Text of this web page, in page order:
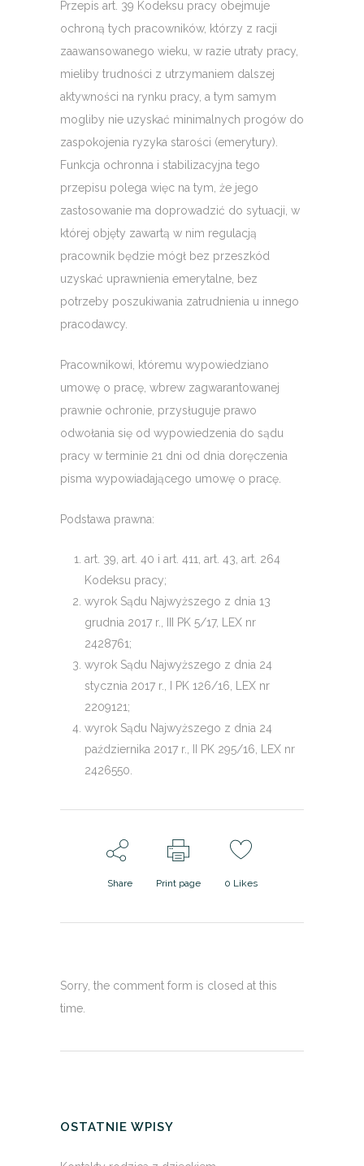
Przepis art. 39 Kodeksu pracy obejmuje
ochroną tych pracowników, którzy z racji
zaawansowanego wieku, w razie utraty pracy,
mieliby trudności z utrzymaniem dalszej
aktywności na rynku pracy, a tym samym
mogliby nie uzyskać minimalnych progów do
zaspokojenia ryzyka starości (emerytury).
Funkcja ochronna i stabilizacyjna tego
przepisu polega więc na tym, że jego
zastosowanie ma doprowadzić do sytuacji, w
której objęty zawartą w nim regulacją
pracownik będzie mógł bez przeszkód
uzyskać uprawnienia emerytalne, bez
potrzeby poszukiwania zatrudnienia u innego
pracodawcy.
Pracownikowi, któremu wypowiedziano
umowę o pracę, wbrew zagwarantowanej
prawnie ochronie, przysługuje prawo
odwołania się od wypowiedzenia do sądu
pracy w terminie 21 dni od dnia doręczenia
pisma wypowiadającego umowę o pracę.
Podstawa prawna:
art. 39, art. 40 i art. 411, art. 43, art. 264
Kodeksu pracy;
wyrok Sądu Najwyższego z dnia 13
grudnia 2017 r., III PK 5/17, LEX nr
2428761;
wyrok Sądu Najwyższego z dnia 24
stycznia 2017 r., I PK 126/16, LEX nr
2209121;
wyrok Sądu Najwyższego z dnia 24
października 2017 r., II PK 295/16, LEX nr
2426550.
Share Print page 0 Likes
Sorry, the comment form is closed at this
time.
OSTATNIE WPISY